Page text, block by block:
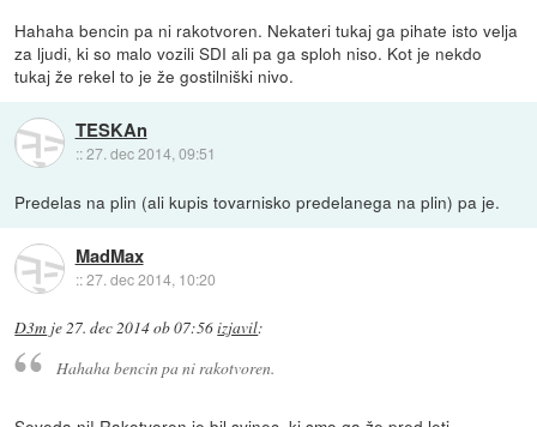
Hahaha bencin pa ni rakotvoren. Nekateri tukaj ga pihate isto velja
za ljudi, ki so malo vozili SDI ali pa ga sploh niso. Kot je nekdo
tukaj že rekel to je že gostilniški nivo.
TESKAn
::27. dec 2014, 09:51
Predelas na plin (ali kupis tovarnisko predelanega na plin) pa je.
MadMax
::27. dec 2014, 10:20
D3m je27. dec 2014 ob 07:56izjavil:
Hahaha bencin pa ni rakotvoren.